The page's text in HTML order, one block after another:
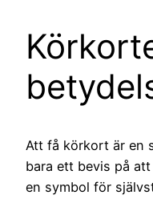
Att få körkort är en
bara ett bevis på
en symbol för